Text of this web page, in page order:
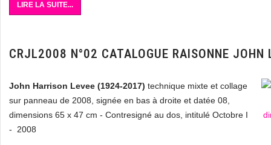
LIRE LA SUITE...
CRJL2008 N°02 CATALOGUE RAISONNE JOHN
John Harrison Levee (1924-2017) technique mixte et collage
sur panneau de 2008, signée en bas à droite et datée 08,
dimensions 65 x 47 cm - Contresigné au dos, intitulé Octobre I
- 2008